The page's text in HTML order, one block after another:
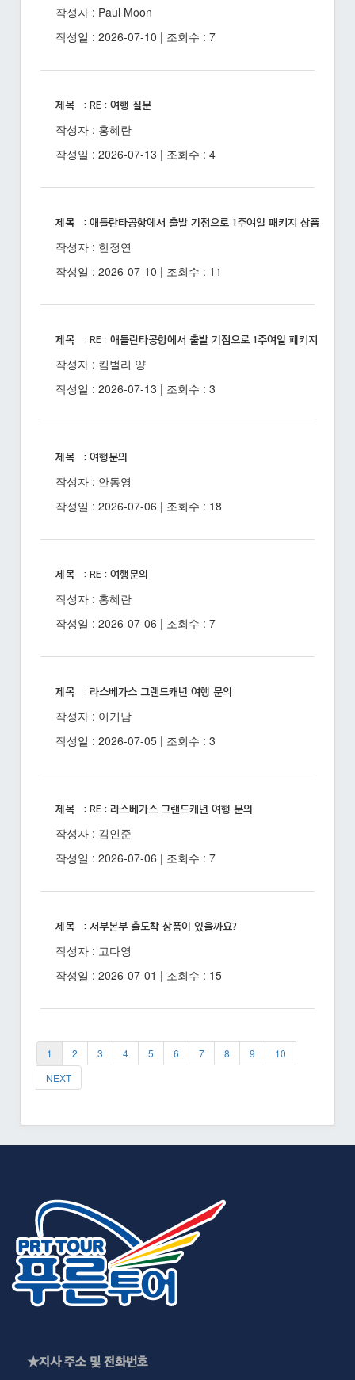
작성자 : Paul Moon
작성일 : 2026-07-10 | 조회수 : 7
제목 : RE : 여행 질문
작성자 : 홍혜란
작성일 : 2026-07-13 | 조회수 : 4
제목 : 애틀란타공항에서 출발 기점으로 1주여일 패키지 상품 있을까
작성자 : 한정연
작성일 : 2026-07-10 | 조회수 : 11
제목 : RE : 애틀란타공항에서 출발 기점으로 1주여일 패키지 상품 있
작성자 : 킴벌리 양
작성일 : 2026-07-13 | 조회수 : 3
제목 : 여행문의
작성자 : 안동영
작성일 : 2026-07-06 | 조회수 : 18
제목 : RE : 여행문의
작성자 : 홍혜란
작성일 : 2026-07-06 | 조회수 : 7
제목 : 라스베가스 그랜드캐년 여행 문의
작성자 : 이기남
작성일 : 2026-07-05 | 조회수 : 3
제목 : RE : 라스베가스 그랜드캐년 여행 문의
작성자 : 김인준
작성일 : 2026-07-06 | 조회수 : 7
제목 : 서부본부 출도착 상품이 있을까요?
작성자 : 고다영
작성일 : 2026-07-01 | 조회수 : 15
1 2 3 4 5 6 7 8 9
10
NEXT
★지사 주소 및 전화번호